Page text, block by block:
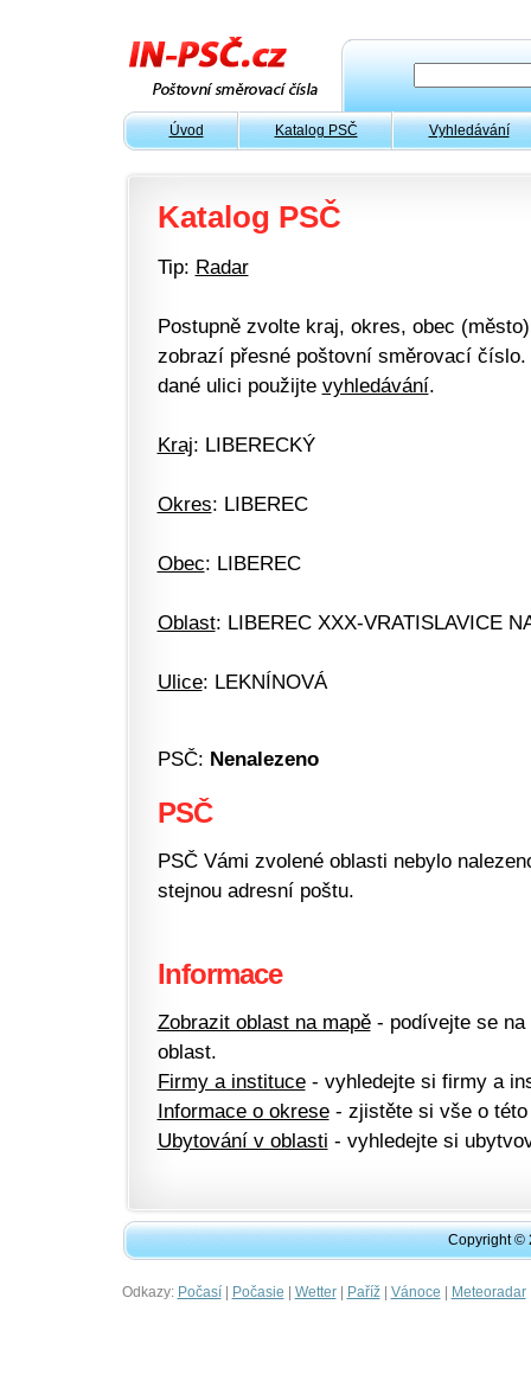
Úvod Katalog PSČ Vyhledávání
Katalog PSČ
Tip: Radar
Postupně zvolte kraj, okres, obec
zobrazí přesné poštovní směrovací
dané ulici použijte vyhledávání.
Kraj: LIBERECKÝ
Okres: LIBEREC
Obec: LIBEREC
Oblast: LIBEREC XXX-VRATISLAVICE
Ulice: LEKNÍNOVÁ
PSČ: Nenalezeno
PSČ
PSČ Vámi zvolené oblasti nebylo
stejnou adresní poštu.
Informace
Zobrazit oblast na mapě- podívejte se na
oblast.
Firmy a instituce- vyhledejte si firmy a
Informace o okrese- zjistěte si vše o této
Ubytování v oblasti - vyhledejte si
Copyright ©
Odkazy: Počasí| Počasie | Wetter| Paříž| Vánoce | Meteoradar